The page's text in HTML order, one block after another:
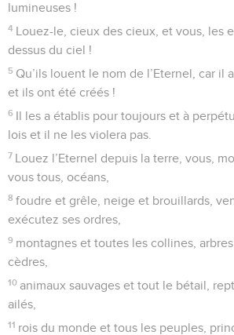
lumineuses !
4 Louez-le, cieux des cieux, et vous, les
dessus du ciel !
5 Qu’ils louent le nom de l’Eternel, car il
et ils ont été créés !
6 Il les a établis pour toujours et à
lois et il ne les violera pas.
7 Louez l’Eternel depuis la terre, vous,
vous tous, océans,
8 foudre et grêle, neige et brouillards,
exécutez ses ordres,
9 montagnes et toutes les collines,
cèdres,
10 animaux sauvages et tout le bétail,
ailés,
11 rois du monde et tous les peuples,